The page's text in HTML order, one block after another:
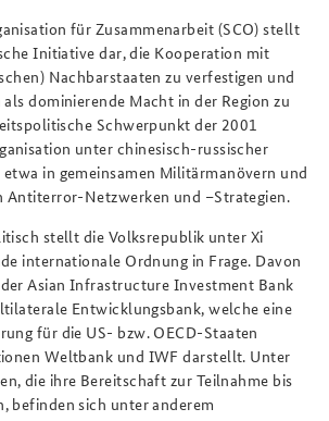
für Zusammenarbeit (SCO) stellt
Initiative dar, die Kooperation mit
Nachbarstaaten zu verfestigen und
dominierende Macht in der Region zu
Schwerpunkt der 2001
unter chinesisch-russischer
in gemeinsamen Militärmanövern und
Antiterror-Netzwerken und –Strategien.
stellt die Volksrepublik unter Xi
internationale Ordnung in Frage. Davon
Asian Infrastructure Investment Bank
Entwicklungsbank, welche eine
für die US- bzw. OECD-Staaten
Weltbank und IWF darstellt. Unter
die ihre Bereitschaft zur Teilnahme bis
befinden sich unter anderem